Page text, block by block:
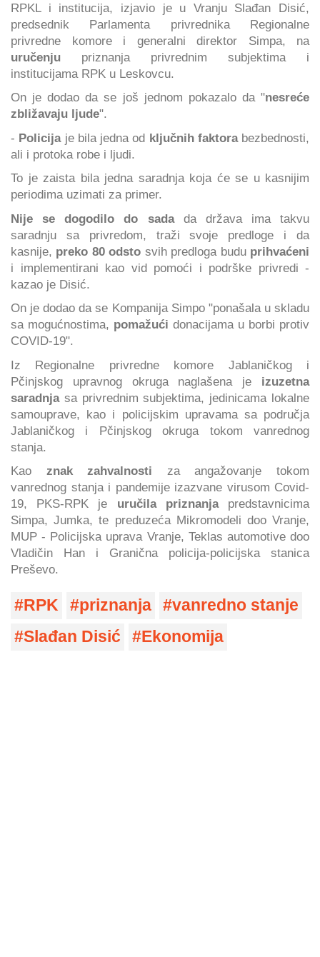
RPKL i institucija, izjavio je u Vranju Slađan Disić,
predsednik Parlamenta privrednika Regionalne
privredne komore i generalni direktor Simpa, na
uručenju priznanja privrednim subjektima i
institucijama RPK u Leskovcu.
On je dodao da se još jednom pokazalo da "nesreće
zbližavaju ljude".
- Policijaje bila jedna od ključnih faktorabezbednosti,
ali i protoka robe i ljudi.
To je zaista bila jedna saradnja koja će se u kasnijim
periodima uzimati za primer.
Nije se dogodilo do sadada država ima takvu
saradnju sa privredom, traži svoje predloge i da
kasnije, preko 80 odsto svih predloga budu prihvaćeni
i implementirani kao vid pomoći i podrške privredi -
kazao je Disić.
On je dodao da se Kompanija Simpo "ponašala u skladu
sa mogućnostima, pomažući donacijama u borbi protiv
COVID-19".
Iz Regionalne privredne komore Jablaničkog i
Pčinjskog upravnog okruga naglašena je izuzetna
saradnjasa privrednim subjektima, jedinicama lokalne
samouprave, kao i policijskim upravama sa područja
Jablaničkog i Pčinjskog okruga tokom vanrednog
stanja.
Kao znak zahvalnosti za angažovanje tokom
vanrednog stanja i pandemije izazvane virusom Covid-
19, PKS-RPK je uručila priznanjapredstavnicima
Simpa, Jumka, te preduzeća Mikromodeli doo Vranje,
MUP - Policijska uprava Vranje, Teklas automotive doo
Vladičin Han i Granična policija-policijska stanica
Preševo.
RPK priznanja
vanredno stanje
Slađan Disić
Ekonomija